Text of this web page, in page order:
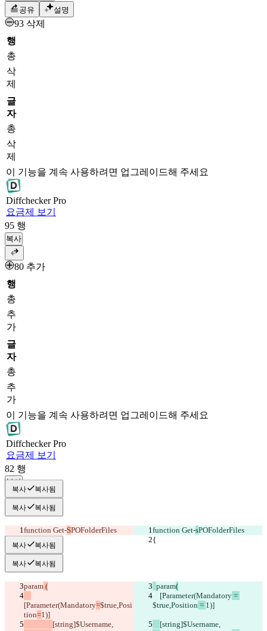
공유
설명
93 삭제
행
총
삭
제
글
자
총
삭
제
이 기능을 계속 사용하려면 업그레이드해 주세요
DiffcheckerPro
요금제 보기
95 행
복사
80 추가
행
총
추
가
글
자
총
추
가
이 기능을 계속 사용하려면 업그레이드해 주세요
DiffcheckerPro
요금제 보기
82 행
복사
복사 복사됨
복사 복사됨
function Get-SPOFolderFiles function Get-sPOFolderFiles
{
복사 복사됨
복사 복사됨
param ( param(
[Parameter(Mandatory=$true,Posi
tion=1)]
    [Parameter(Mandatory
=
$true,Position = 1)]
[string]$Username, [string]$Username,